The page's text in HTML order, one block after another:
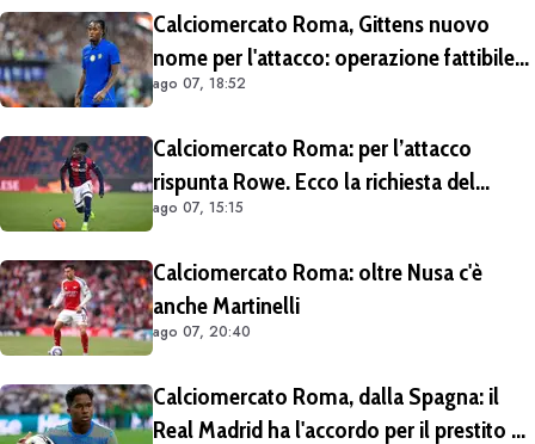
Calciomercato Roma, Gittens nuovo
nome per l'attacco: operazione fattibile
solo in prestito
ago 07, 18:52
Calciomercato Roma: per l’attacco
rispunta Rowe. Ecco la richiesta del
Bologna
ago 07, 15:15
Calciomercato Roma: oltre Nusa c'è
anche Martinelli
ago 07, 20:40
Calciomercato Roma, dalla Spagna: il
Real Madrid ha l'accordo per il prestito di